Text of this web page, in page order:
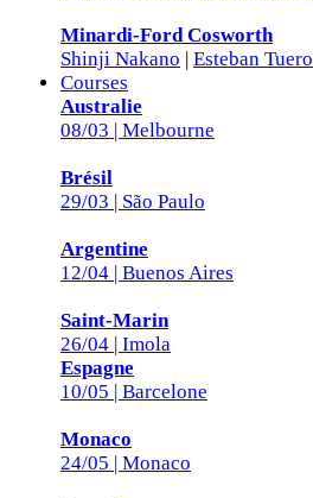
Minardi-Ford Cosworth
Shinji Nakano | Esteban Tuero
Courses
Australie
08/03 | Melbourne
Brésil
29/03 | São Paulo
Argentine
12/04 | Buenos Aires
Saint-Marin
26/04 | Imola
Espagne
10/05 | Barcelone
Monaco
24/05 | Monaco